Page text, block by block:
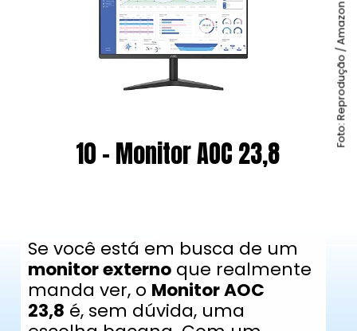
10 - Monitor AOC 23,8
Se você está em busca de um
monitor externoque realmente
manda ver, o Monitor AOC
23,8 é, sem dúvida, uma
Foto: Reprodução / Amazon